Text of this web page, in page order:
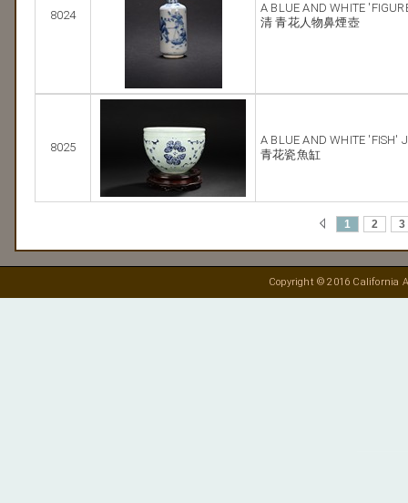
8024
A BLUE AND WHITE
清 青花人物鼻煙壺
8025
A BLUE AND WHITE 'FISH'
青花瓷魚缸
1 2 3
Copyright © 2016 California